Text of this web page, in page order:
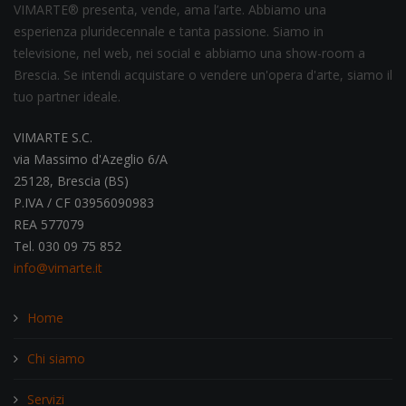
VIMARTE® presenta, vende, ama l’arte. Abbiamo una
esperienza pluridecennale e tanta passione. Siamo in
televisione, nel web, nei social e abbiamo una show-room a
Brescia. Se intendi acquistare o vendere un'opera d'arte, siamo il
tuo partner ideale.
VIMARTE S.C.
via Massimo d'Azeglio 6/A
25128, Brescia (BS)
P.IVA / CF 03956090983
REA 577079
Tel. 030 09 75 852
info@vimarte.it
Home
Chi siamo
Servizi